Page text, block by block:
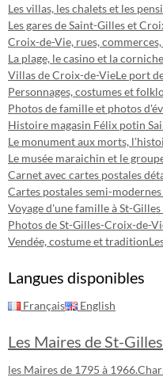
Les villas, les chalets et les
Les gares de Saint-Gilles et
Croix-de-Vie, rues, commerces,
La plage, le casino et la
Villas de Croix-de-VieLe port
Personnages, costumes et
Photos de famille et photos
Histoire magasin Félix potin
Le monument aux morts,
Le musée maraichin et le
Carnet avec cartes postales
Cartes postales semi-
Voyage d'une famille à St-
Photos de St-Gilles-Croix-de-
Vendée, costume et tradition
Langues disponibles
Français English
Les Maires de St-
les Maires de 1795 à 1966.